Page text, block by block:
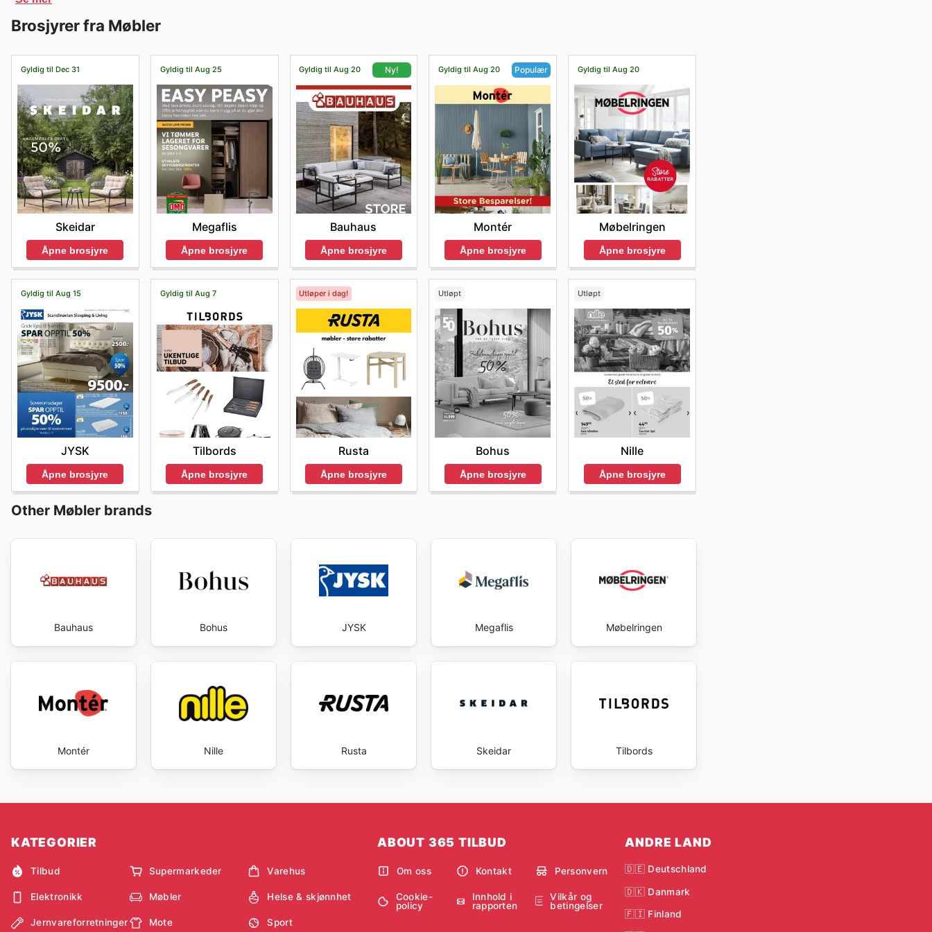
når du har behov for det.
Brosjyrer fra Møbler
Gyldig til Dec 31
Skeidar
Åpne brosjyre
Gyldig til Aug 25
Megaflis
Åpne brosjyre
Gyldig til Aug 20 Ny!
Bauhaus
Åpne brosjyre
Gyldig til Aug 20 Populær
Montér
Åpne brosjyre
Gyldig til Aug 20
Møbelringen
Åpne brosjyre
Gyldig til Aug 15
JYSK
Åpne brosjyre
Gyldig til Aug 7
Tilbords
Åpne brosjyre
Utløper i dag!
Rusta
Åpne brosjyre
Utløpt
Bohus
Åpne brosjyre
Utløpt
Nille
Åpne brosjyre
Other Møbler brands
Bauhaus Bohus JYSK Megaflis Møbelringen
Montér Nille Rusta Skeidar Tilbords
KATEGORIER
Tilbud Supermarkeder Varehus
Elektronikk Møbler Helse & skjønnhet
Jernvareforretninger Mote Sport
ABOUT 365 TILBUD
Om oss Kontakt Personvern
Cookie-
policy
Innhold i
rapporten
Vilkår og
betingelser
ANDRE LAND
🇩🇪 Deutschland
🇩🇰 Danmark
🇫🇮 Finland